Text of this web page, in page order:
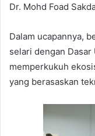
Dr. Mohd Foad
Dalam ucapannya,
selari dengan Dasar
memperkukuh
yang berasaskan